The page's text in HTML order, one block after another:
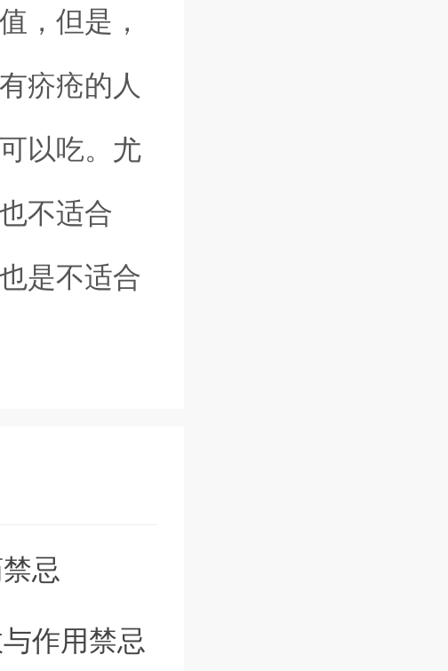
，但是，
疥疮的人
以吃。尤
不适合
是不适合
忌
2024-07-05
作用禁忌